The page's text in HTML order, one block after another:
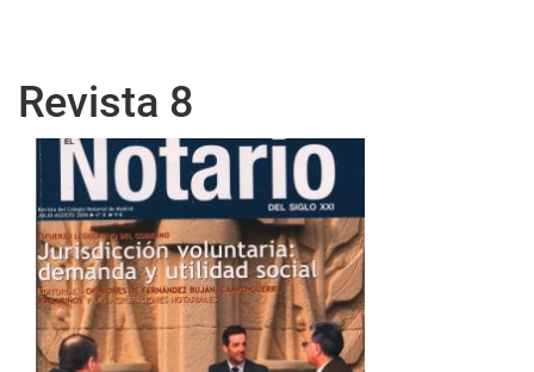
Revista 8